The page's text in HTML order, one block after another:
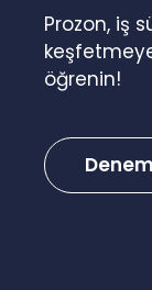
Prozon, iş
öğrenin!